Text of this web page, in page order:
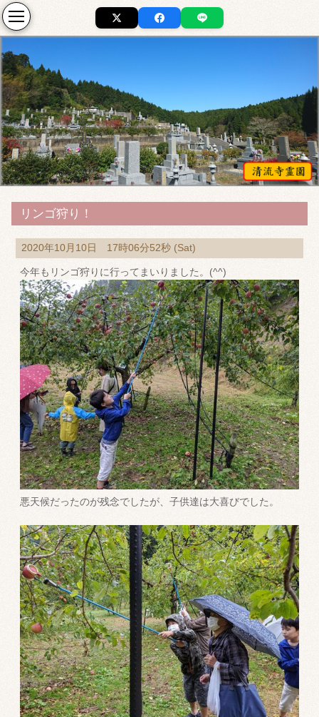
リンゴ狩り！
2020年10月10日 17時06分52秒 (Sat)
今年もリンゴ狩りに行ってまいりました。(^^)
悪天候だったのが残念でしたが、子供達は大喜びでした。